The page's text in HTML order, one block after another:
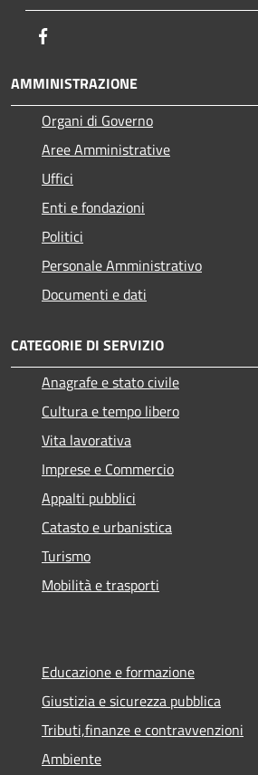
AMMINISTRAZIONE
Organi di Governo
Aree Amministrative
Uffici
Enti e fondazioni
Politici
Personale Amministrativo
Documenti e dati
CATEGORIE DI SERVIZIO
Anagrafe e stato civile
Cultura e tempo libero
Vita lavorativa
Imprese e Commercio
Appalti pubblici
Catasto e urbanistica
Turismo
Mobilità e trasporti
Educazione e formazione
Giustizia e sicurezza pubblica
Tributi,finanze e contravvenzioni
Ambiente